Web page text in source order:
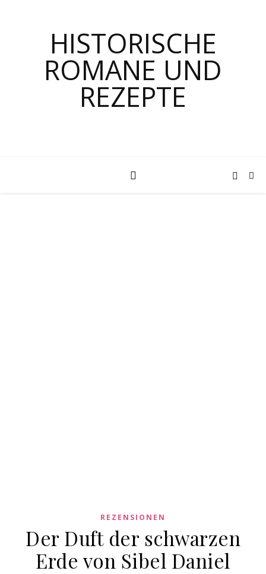
HISTORISCHE
ROMANE UND
REZEPTE
REZENSIONEN
Der Duft der schwarzen
Erde von Sibel Daniel